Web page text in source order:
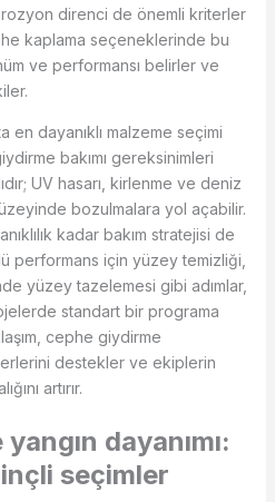
direnci de önemli kriterler
kaplama seçeneklerinde bu
ve performansı belirler ve
en dayanıklı malzeme seçimi
bakımı gereksinimleri
UV hasarı, kirlenme ve deniz
bozulmalara yol açabilir.
kadar bakım stratejisi de
performans için yüzey temizliği,
yüzey tazelemesi gibi adımlar,
standart bir programa
cephe giydirme
destekler ve ekiplerin
artırır.
dayanımı:
seçimler